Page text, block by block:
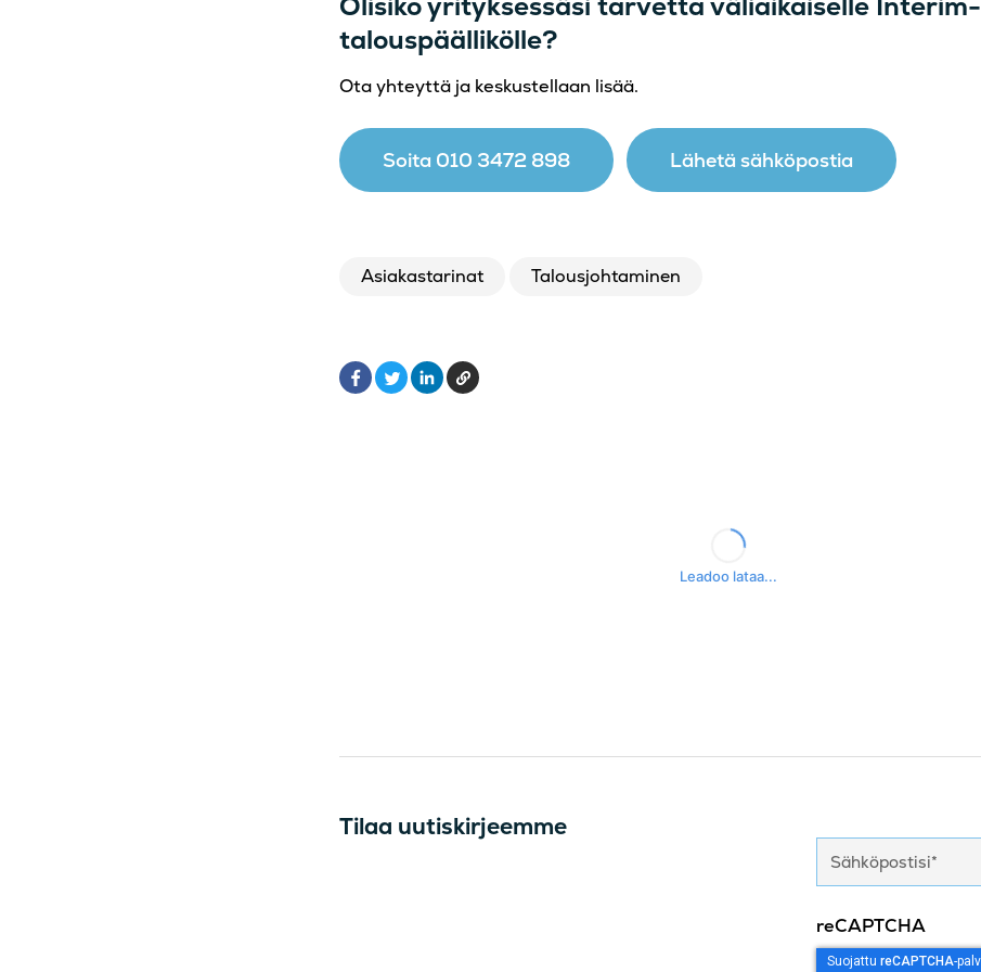
talouspäällikölle?
Ota yhteyttä ja keskustellaan lisää.
Soita 010 3472 898 Lähetä sähköpostia
Asiakastarinat Talousjohtaminen
FacebookLinkedIn
Kopioi
Tilaa uutiskirjeemme
reCAPTCHA